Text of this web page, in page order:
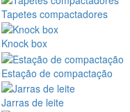
Tapetes compactadores
Knock box
Estação de compactação
Jarras de leite